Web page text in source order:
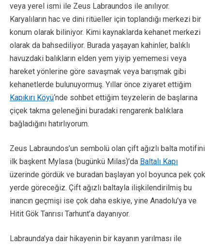
veya yerel ismi ile Zeus Labraundos ile anılıyor.
Karyalıların hac ve dini ritüeller için toplandığı merkezi bir
konum olarak biliniyor. Kimi kaynaklarda kehanet merkezi
olarak da bahsediliyor. Burada yaşayan kahinler, balıklı
havuzdaki balıkların elden yem yiyip yememesi veya
hareket yönlerine göre savaşmak veya barışmak gibi
kehanetlerde bulunuyormuş. Yıllar önce ziyaret ettiğim
Kapıkırı Köyü‘nde sohbet ettiğim teyzelerin de başlarına
çiçek takma geleneğini buradaki rengarenk balıklara
bağladığını hatırlıyorum.
Zeus Labraundos’un sembolü olan çift ağızlı balta motifini
ilk başkent Mylasa (bugünkü Milas)’da Baltalı Kapı
üzerinde gördük ve buradan başlayan yol boyunca pek çok
yerde göreceğiz. Çift ağızlı baltayla ilişkilendirilmiş bu
inancın geçmişi ise çok daha eskiye, yine Anadolu’ya ve
Hitit Gök Tanrısı Tarhunt’a dayanıyor.
Labraunda’ya dair hikayenin bir kayanın yarılması ile